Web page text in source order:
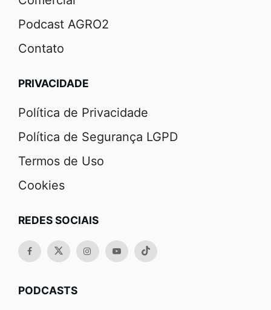
Podcast AGRO2
Contato
PRIVACIDADE
Política de Privacidade
Política de Segurança LGPD
Termos de Uso
Cookies
REDES SOCIAIS
PODCASTS